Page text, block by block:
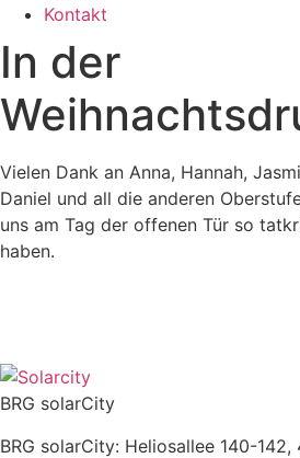
Kontakt
In der
Vielen Dank an Anna, Hannah,
Daniel und all die anderen
uns am Tag der offenen Tür so
haben.
BRG solarCity
BRG solarCity: Heliosallee 140-142,